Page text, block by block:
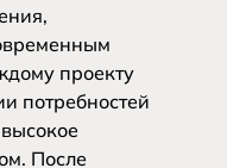
проекту
потребностей
После